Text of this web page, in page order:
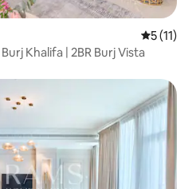
5 de uma
5 (11)
Khalifa | 2BR Burj Vista